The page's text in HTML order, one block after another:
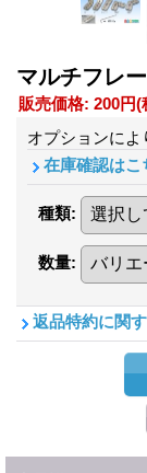
マルチフレ
販売価格: 200円(
オプションによ
在庫確認はこ
種類:
数量:
返品特約に関